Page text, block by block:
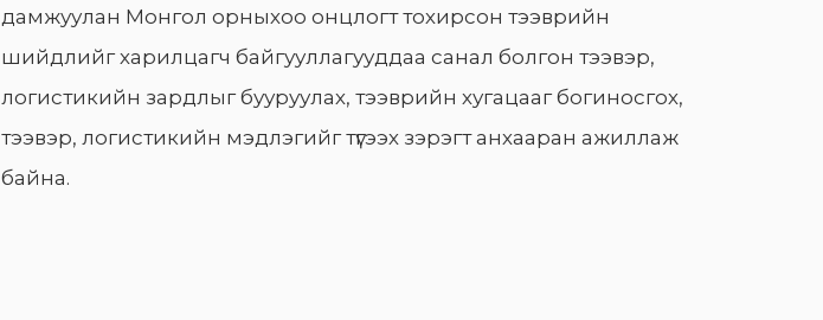
дамжуулан Монгол орныхоо онцлогт тохирсон тээврийн
шийдлийг харилцагч байгууллагууддаа санал болгон тээвэр,
логистикийн зардлыг бууруулах, тээврийн хугацааг богиносгох,
тээвэр, логистикийн мэдлэгийг түгээх зэрэгт анхааран ажиллаж
байна.